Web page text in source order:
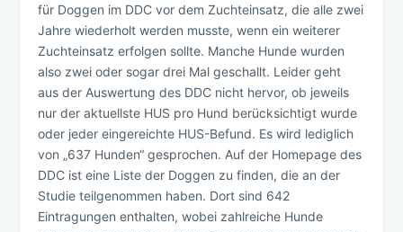
für Doggen im DDC vor dem Zuchteinsatz, die alle zwei
Jahre wiederholt werden musste, wenn ein weiterer
Zuchteinsatz erfolgen sollte. Manche Hunde wurden
also zwei oder sogar drei Mal geschallt. Leider geht
aus der Auswertung des DDC nicht hervor, ob jeweils
nur der aktuellste HUS pro Hund berücksichtigt wurde
oder jeder eingereichte HUS-Befund. Es wird lediglich
von „637 Hunden“ gesprochen. Auf der Homepage des
DDC ist eine Liste der Doggen zu finden, die an der
Studie teilgenommen haben. Dort sind 642
Eintragungen enthalten, wobei zahlreiche Hunde